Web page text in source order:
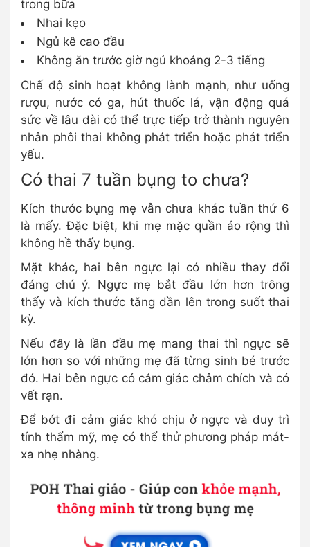
trong bữa
Nhai kẹo
Ngủ kê cao đầu
Không ăn trước giờ ngủ khoảng 2-3 tiếng
Chế độ sinh hoạt không lành mạnh, như uống
rượu, nước có ga, hút thuốc lá, vận động quá
sức về lâu dài có thể trực tiếp trở thành nguyên
nhân phôi thai không phát triển hoặc phát triển
yếu.
Có thai 7 tuần bụng to chưa?
Kích thước bụng mẹ vẫn chưa khác tuần thứ 6
là mấy. Đặc biệt, khi mẹ mặc quần áo rộng thì
không hề thấy bụng.
Mặt khác, hai bên ngực lại có nhiều thay đổi
đáng chú ý. Ngực mẹ bắt đầu lớn hơn trông
thấy và kích thước tăng dần lên trong suốt thai
kỳ.
Nếu đây là lần đầu mẹ mang thai thì ngực sẽ
lớn hơn so với những mẹ đã từng sinh bé trước
đó. Hai bên ngực có cảm giác châm chích và có
vết rạn.
Để bớt đi cảm giác khó chịu ở ngực và duy trì
tính thẩm mỹ, mẹ có thể thử phương pháp mát-
xa nhẹ nhàng.